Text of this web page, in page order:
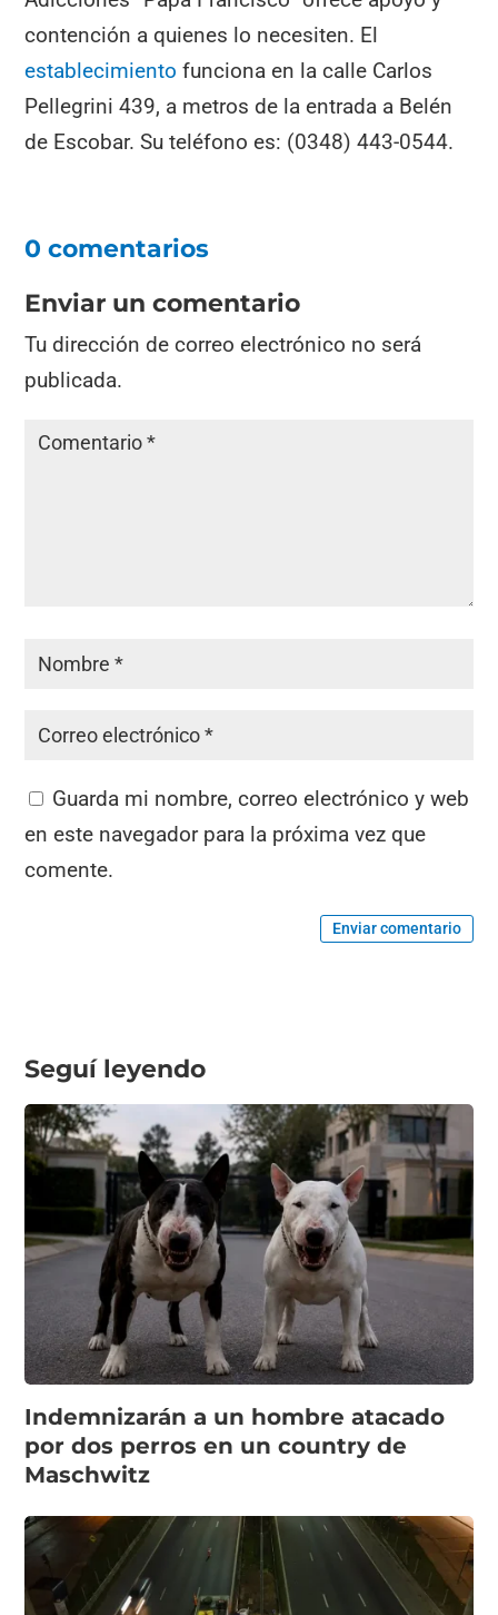
contención a quienes lo necesiten. El
establecimiento funciona en la calle Carlos
Pellegrini 439, a metros de la entrada a Belén
de Escobar. Su teléfono es: (0348) 443-0544.
0 comentarios
Enviar un comentario
Tu dirección de correo electrónico no será
publicada.
Guarda mi nombre, correo electrónico y web
en este navegador para la próxima vez que
comente.
Enviar comentario
Seguí leyendo
Indemnizarán a un hombre atacado
por dos perros en un country de
Maschwitz